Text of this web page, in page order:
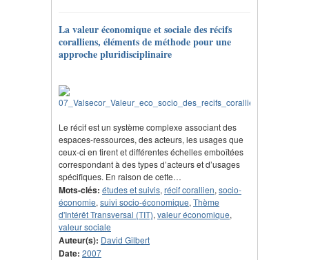
La valeur économique et sociale des récifs
coralliens, éléments de méthode pour une
approche pluridisciplinaire
Le récif est un système complexe associant des
espaces-ressources, des acteurs, les usages que
ceux-ci en tirent et différentes échelles emboîtées
correspondant à des types d’acteurs et d’usages
spécifiques. En raison de cette…
Mots-clés: études et suivis, récif corallien, socio-
économie, suivi socio-économique, Thème
d'Intérêt Transversal (TIT), valeur économique,
valeur sociale
Auteur(s): David Gilbert
Date: 2007